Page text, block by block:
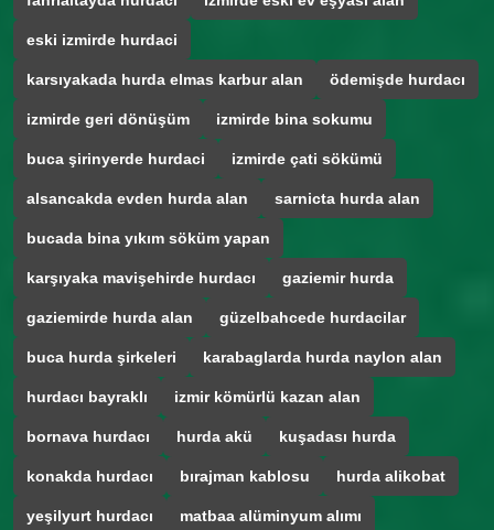
eski izmirde hurdaci
karsıyakada hurda elmas karbur alan ödemişde hurdacı
izmirde geri dönüşüm izmirde bina sokumu
buca şirinyerde hurdaci izmirde çati sökümü
alsancakda evden hurda alan sarnicta hurda alan
bucada bina yıkım söküm yapan
karşıyaka mavişehirde hurdacı gaziemir hurda
gaziemirde hurda alan güzelbahcede hurdacilar
buca hurda şirkeleri karabaglarda hurda naylon alan
hurdacı bayraklı izmir kömürlü kazan alan
bornava hurdacı hurda akü kuşadası hurda
konakda hurdacı bırajman kablosu hurda alikobat
yeşilyurt hurdacı matbaa alüminyum alımı